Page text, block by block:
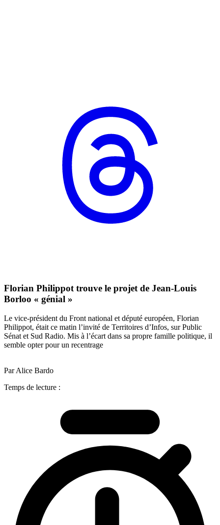
Florian Philippot trouve le projet de Jean-Louis
Borloo « génial »
Le vice-président du Front national et député européen, Florian
Philippot, était ce matin l’invité de Territoires d’Infos, sur Public
Sénat et Sud Radio. Mis à l’écart dans sa propre famille politique, il
semble opter pour un recentrage
Par Alice Bardo
Temps de lecture :